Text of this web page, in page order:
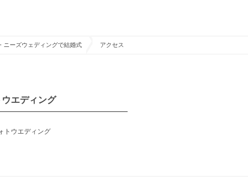
ニーズウェディングで結婚式 アクセス
エディング
トウエディング